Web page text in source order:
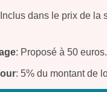
dans le prix de la
: Proposé à 50 euros.
: 5% du montant de